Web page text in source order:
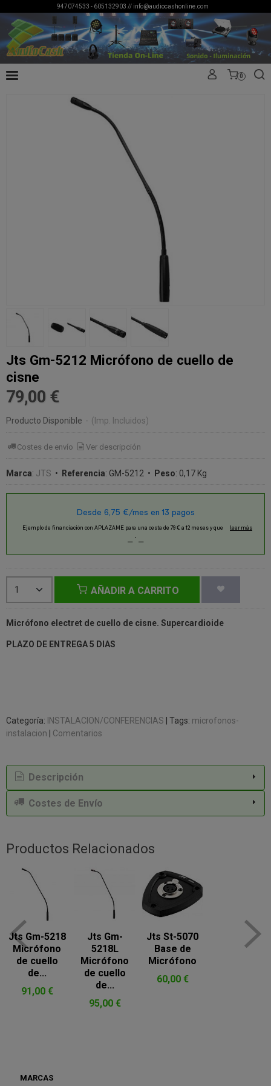
947074533 - 605132903 // info@audiocashonline.com
0
MARCAS
Jts Gm-5212 Micrófono de cuello de
cisne
79,00 €
Producto Disponible - (Imp. Incluidos)
Costes de envío Ver descripción
Marca: JTS • Referencia: GM-5212 • Peso: 0,17 Kg
AÑADIR A CARRITO
Micrófono electret de cuello de cisne. Supercardioide
PLAZO DE ENTREGA 5 DIAS
Categoría: INSTALACION/CONFERENCIAS Tags: microfonos-
instalacion
Comentarios
Descripción
Costes de Envío
Productos Relacionados
Jts Gm-5218
Micrófono
de cuello
de...
91,00 €
Jts Gm-
5218L
Micrófono
de cuello
de...
95,00 €
Jts St-5070
Base de
Micrófono
60,00 €